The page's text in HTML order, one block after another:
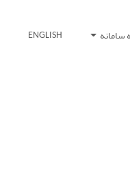
سامانه ENGLISH